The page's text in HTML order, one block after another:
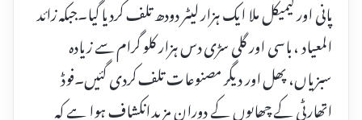
پانی اور کیمیکل ملا ایک ہزار لیٹر دودھ تلف کردیا گیا۔جبکہ زائد
المعیاد ، باسی اور گلی سڑی دس ہزار کلو گرام سے زیادہ
سبزیاں، پھل اور دیگر مصنوعات تلف کردی گئیں۔فوڈ
اتھارٹی کے چھاپوں کے دوران مزید انکشاف ہوا ہے کہ